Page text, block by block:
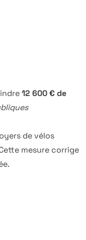
12 600 € de
de vélos
mesure corrige